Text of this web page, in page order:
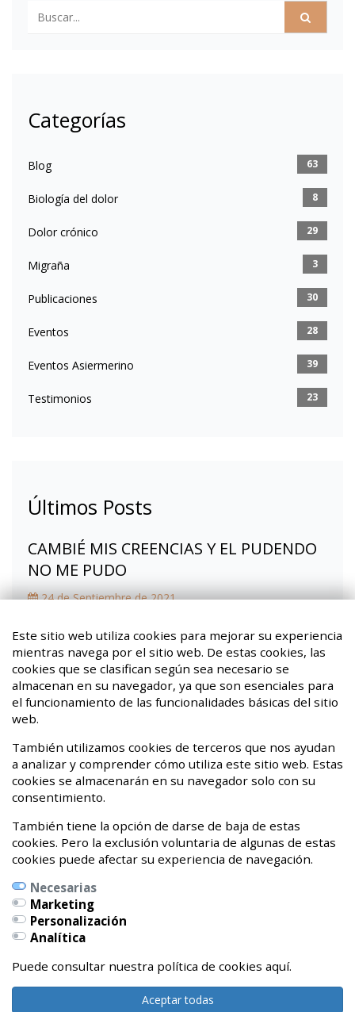
Categorías
Blog 63
Biología del dolor 8
Dolor crónico 29
Migraña 3
Publicaciones 30
Eventos 28
Eventos Asiermerino 39
Testimonios 23
Últimos Posts
CAMBIÉ MIS CREENCIAS Y EL PUDENDO
NO ME PUDO
24 de Septiembre de 2021
Fibromialgia, la mochila que ya no llevo
08 de Marzo de 2021
¡Hasta nunca dolor crónico!
Teléfonos:
Este sitio web utiliza cookies para mejorar su experiencia
mientras navega por el sitio web. De estas cookies, las
cookies que se clasifican según sea necesario se
almacenan en su navegador, ya que son esenciales para
el funcionamiento de las funcionalidades básicas del sitio
web.
También utilizamos cookies de terceros que nos ayudan
a analizar y comprender cómo utiliza este sitio web. Estas
cookies se almacenarán en su navegador solo con su
consentimiento.
También tiene la opción de darse de baja de estas
cookies. Pero la exclusión voluntaria de algunas de estas
cookies puede afectar su experiencia de navegación.
Necesarias
Marketing
Personalización
Analítica
Puede consultar nuestra política de cookies aquí.
Aceptar todas